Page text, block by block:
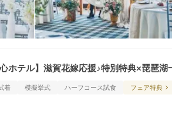
心ホテル】滋賀花嫁応援♪特別特典×琵琶湖
着 模擬挙式 ハーフコース試食 フェア特典